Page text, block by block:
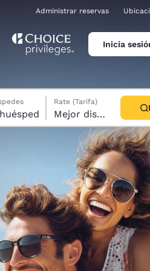
Administrar reservas
Inicia
1 huésped
Rate (Tarifa)
Mejor disponible